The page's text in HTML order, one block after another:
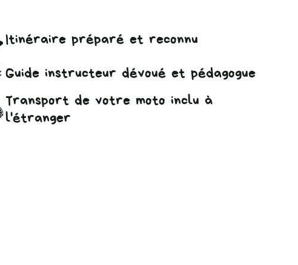
Itinéraire préparé et reconnu
Guide instructeur dévoué et pédagogue
Transport de votre moto inclu à
l'étranger